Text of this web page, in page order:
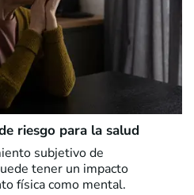
riesgo para la salud
subjetivo de
tener un impacto
física como mental.